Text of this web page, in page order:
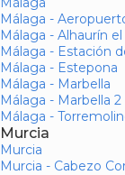
Málaga -
Málaga - Alhaurín el
Málaga - Estación
Málaga - Estepona
Málaga - Marbella
Málaga - Marbella 2
Málaga -
Murcia
Murcia
Murcia - Cabezo